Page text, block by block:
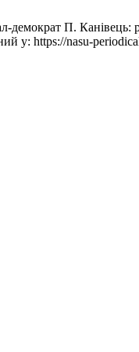
П. Канівець:
у: https://nasu-